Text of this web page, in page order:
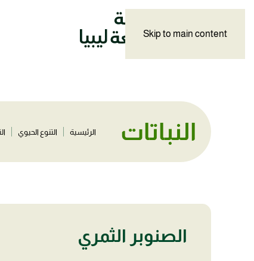
Skip to main content
النباتات الرئيسية التنوع الحيوي
الصنوبر الثمري